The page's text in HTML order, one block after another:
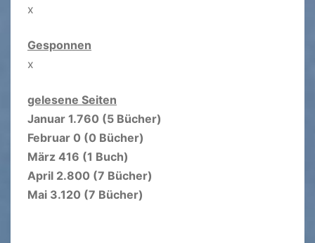
x
Gesponnen
x
gelesene Seiten
Januar 1.760 (5 Bücher)
Februar 0 (0 Bücher)
März 416 (1 Buch)
April 2.800 (7 Bücher)
Mai 3.120 (7 Bücher)